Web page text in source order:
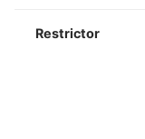
Restrictor